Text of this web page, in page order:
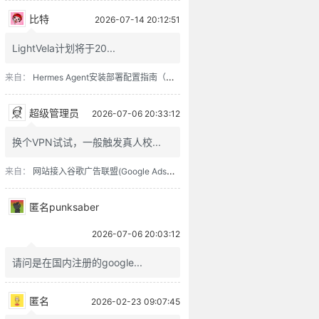
比特 2026-07-14 20:12:51
LightVela计划将于20...
来自： Hermes Agent安装部署配置指南（含零成本接入方案）
超级管理员 2026-07-06 20:33:12
换个VPN试试，一般触发真人校...
来自： 网站接入谷歌广告联盟(Google Adsense)过程记录
匿名punksaber
2026-07-06 20:03:12
请问是在国内注册的google...
来自：
匿名 2026-02-23 09:07:45